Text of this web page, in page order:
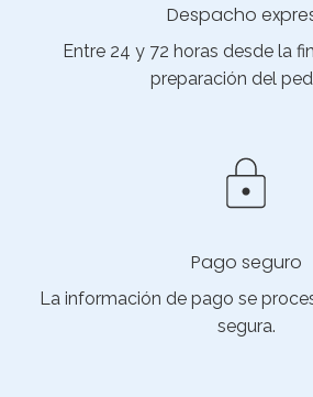
Despacho
Entre 24 y 72 horas desde la
preparación del
Pago seguro
La información de pago se
segura.